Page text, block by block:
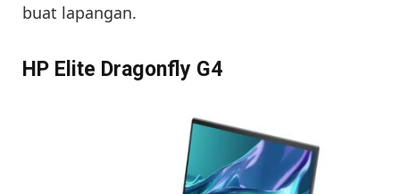
buat lapangan.
HP Elite Dragonfly G4